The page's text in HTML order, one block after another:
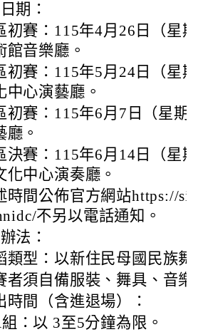
期：
初賽：115年4月26日（星
館音樂廳。
初賽：115年5月24日（星
中心演藝廳。
初賽：115年6月7日（星期
廳。
決賽：115年6月14日（星
化中心演奏廳。
時間公佈官方網站https://
不另以電話通知。
法：
類型：以新住民母國民族
者須自備服裝、舞具、音樂
時間（含進退場）：
：以 3至5分鐘為限。